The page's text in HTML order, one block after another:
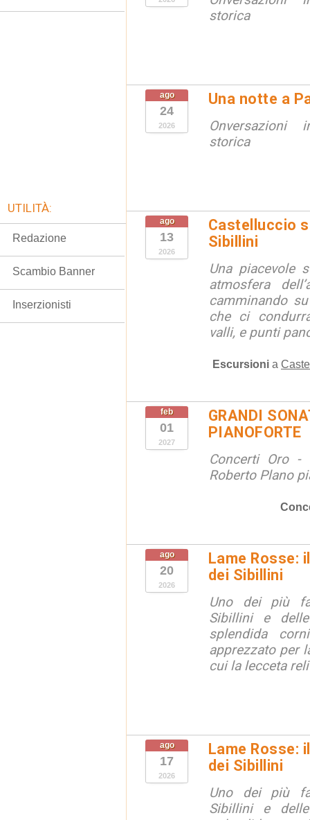
storica
ago
24
2026
Una notte a
Onversazioni
storica
ago
13
2026
Castelluccio
Sibillini
Una piacevole
atmosfera
camminando
che ci
valli, e punti
Escursioni a
feb
01
2027
GRANDI
PIANOFORTE
Concerti Oro -
Roberto Plano
ago
20
2026
Lame Rosse:
dei Sibillini
Uno dei più
Sibillini e
splendida
apprezzato per
cui la lecceta
ago
17
2026
Lame Rosse:
dei Sibillini
Uno dei più
Sibillini e
UTILITÀ:
Redazione
Scambio Banner
Inserzionisti